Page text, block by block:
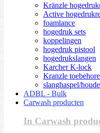
Kränzle
Active
foamlance
hogedruk sets
koppelingen
hogedruk pistool
hogedrukslangen
Karcher K-lock
Kranzle
slanghaspel/
ADBL - Bulk
Carwash producten
In Carwash